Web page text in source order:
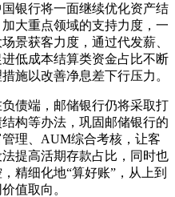
银行将一面继续优化资产结
大重点领域的支持力度，一
景获客力度，通过代发薪、
低成本结算类资金占比不断
施以改善净息差下行压力。
债端，邮储银行仍将采取打
构等办法，巩固邮储银行的
理、AUM综合考核，让客
提高活期存款占比，同时也
精细化地“算好账”，从上到
值取向。